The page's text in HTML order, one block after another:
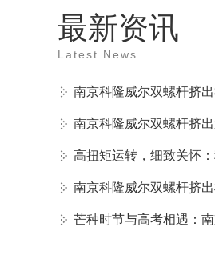
最新资讯
Latest News
南京科隆威尔双螺杆挤
南京科隆威尔双螺杆挤
高扭矩运转，细致关怀
南京科隆威尔双螺杆挤
芒种时节与高考相遇：